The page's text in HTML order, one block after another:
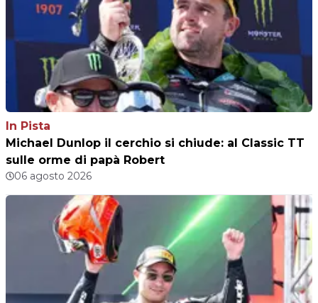
In Pista
Michael Dunlop il cerchio si chiude: al Classic TT
sulle orme di papà Robert
06 agosto 2026